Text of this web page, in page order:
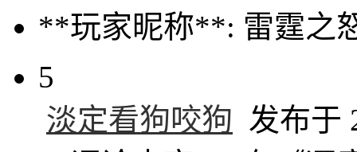
**玩家昵称**: 雷霆之
5
淡定看狗咬狗 发布于